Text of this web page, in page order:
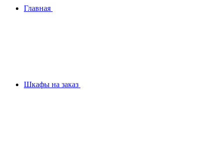
Главная
Шкафы на заказ